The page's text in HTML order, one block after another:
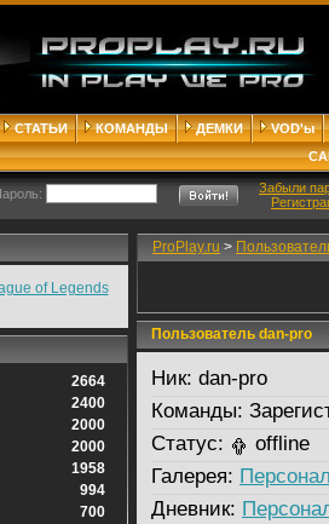
СТАТЬИ КОМАНДЫ ДЕМКИ
VOD'ы
Забыли
of Legends
2664
2400
2000
2000
1958
994
700
ProPlay.ru >
Пользователь dan-pro
Ник: dan-pro
Команды:
Статус:
offline
Галерея:
Дневник: